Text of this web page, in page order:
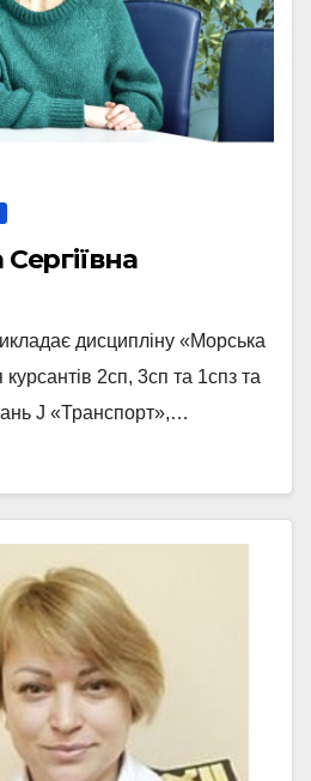
дисципліну «Морська
2сп, 3сп та 1спз та
J «Транспорт»,…